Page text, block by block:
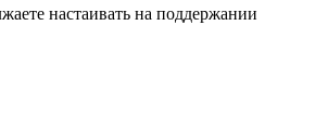
настаивать на поддержании